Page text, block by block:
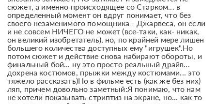
сюжет, а именно происходящее со Старком... в
определенный момент он вдруг понимает, что без
своего незаменимого помощника - Джарвеса, он если
и не совсем НИЧЕГО не может (все-таки, как- никак,
он великий изобретатель), но, по крайней мере лишен
большего количества доступных ему "игрушек".Но
потом сюжет и действие снова набирают обороты, и
финальный бой... ну это просто реальный драйв...
дохрена костюмов, прыжки между костюмами... это
тяжело рассказать)Но в фильме есть (как же без них)
ляп, причем довольно заметный:Я понимаю, что нам
не хотели показывать стриптиз на экране, но... как то